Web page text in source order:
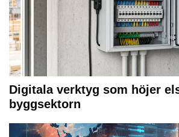
Digitala verktyg som höjer
byggsektorn